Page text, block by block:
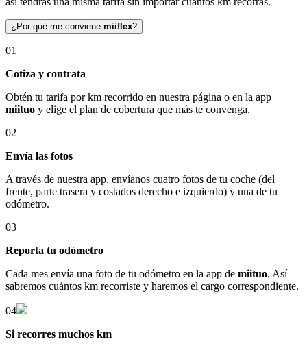
¿Por qué me conviene miiflex?
01
Cotiza y contrata
Obtén tu tarifa por km recorrido en nuestra página o en la app
miituo y elige el plan de cobertura que más te convenga.
02
Envía las fotos
A través de nuestra app, envíanos cuatro fotos de tu coche (del
frente, parte trasera y costados derecho e izquierdo) y una de tu
odómetro.
03
Reporta tu odómetro
Cada mes envía una foto de tu odómetro en la app de miituo. Así
sabremos cuántos km recorriste y haremos el cargo correspondiente.
04
Si recorres muchos km